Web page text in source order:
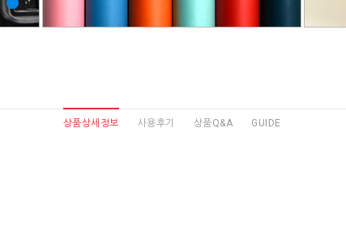
상품상세정보 사용후기 상품Q&A GUIDE